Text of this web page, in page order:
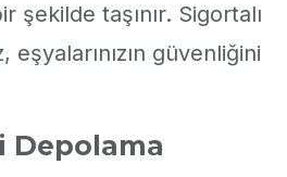
şekilde taşınır. Sigortalı
eşyalarınızın güvenliğini
Depolama